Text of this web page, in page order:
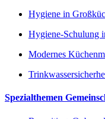
Hygiene in
Hygiene-Schulung
Modernes
Spezialthemen